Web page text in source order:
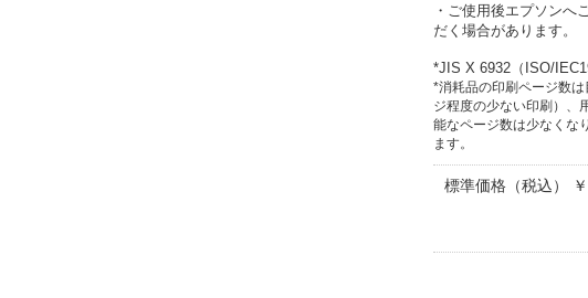
・ご使用後エプソンへ
だく場合があります。
*JIS X 6932（ISO/
*消耗品の印刷ページ数
ジ程度の少ない印刷）、
能なページ数は少なくな
ます。
標準価格（税込）